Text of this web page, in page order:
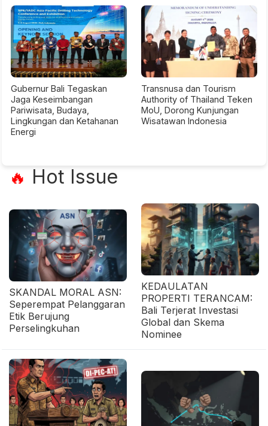
Gubernur Bali Tegaskan
Jaga Keseimbangan
Pariwisata, Budaya,
Lingkungan dan Ketahanan
Energi
Transnusa dan Tourism
Authority of Thailand Teken
MoU, Dorong Kunjungan
Wisatawan Indonesia
🔥 Hot Issue
SKANDAL MORAL ASN:
Seperempat Pelanggaran
Etik Berujung
Perselingkuhan
KEDAULATAN
PROPERTI TERANCAM:
Bali Terjerat Investasi
Global dan Skema
Nominee